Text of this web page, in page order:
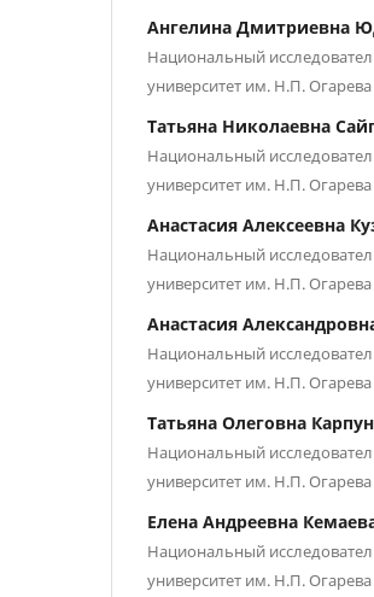
Ангелина Дмитриевна
Национальный
университет им. Н.П. Огарева
Татьяна Николаевна
Национальный
университет им. Н.П. Огарева
Анастасия Алексеевна
Национальный
университет им. Н.П. Огарева
Анастасия
Национальный
университет им. Н.П. Огарева
Татьяна Олеговна
Национальный
университет им. Н.П. Огарева
Елена Андреевна
Национальный
университет им. Н.П. Огарева